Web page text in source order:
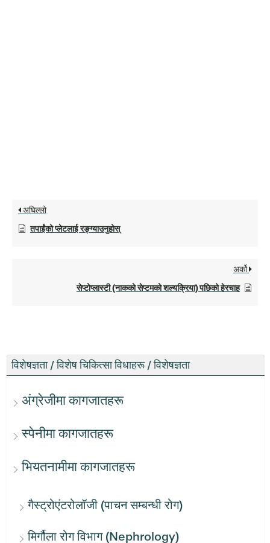
विशेषज्ञता / विशेष चिकित्सा विधाहरू / विशेषज्ञता
अंग्रेजीमा कागजातहरू
स्पेनीमा कागजातहरू
भियतनामीमा कागजातहरू
गैस्ट्रोएंटरोलॉजी (पाचन सम्बन्धी रोग)
मिर्गौला रोग विभाग (Nephrology)
अघिल्लो
तपाईंको प्लेटलाई रङ्ग्याउनुहोस्
अर्को
सेप्टोप्लास्टी (नाकको सेप्टमको शल्यक्रिया) पछिको हेरचाह